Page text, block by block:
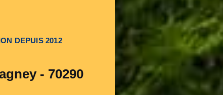
DEPUIS 2012
- 70290